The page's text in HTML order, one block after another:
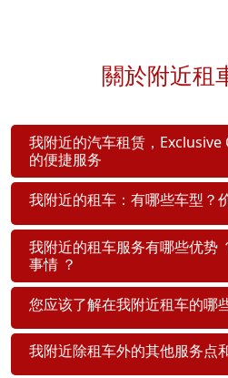
關於附近租
我附近的汽车租赁，Exclusive
的便捷服务
我附近的租车：有哪些车型？
我附近的租车服务有哪些优势
事情 ？
您应该了解在我附近租车的哪
我附近除租车外的其他服务点